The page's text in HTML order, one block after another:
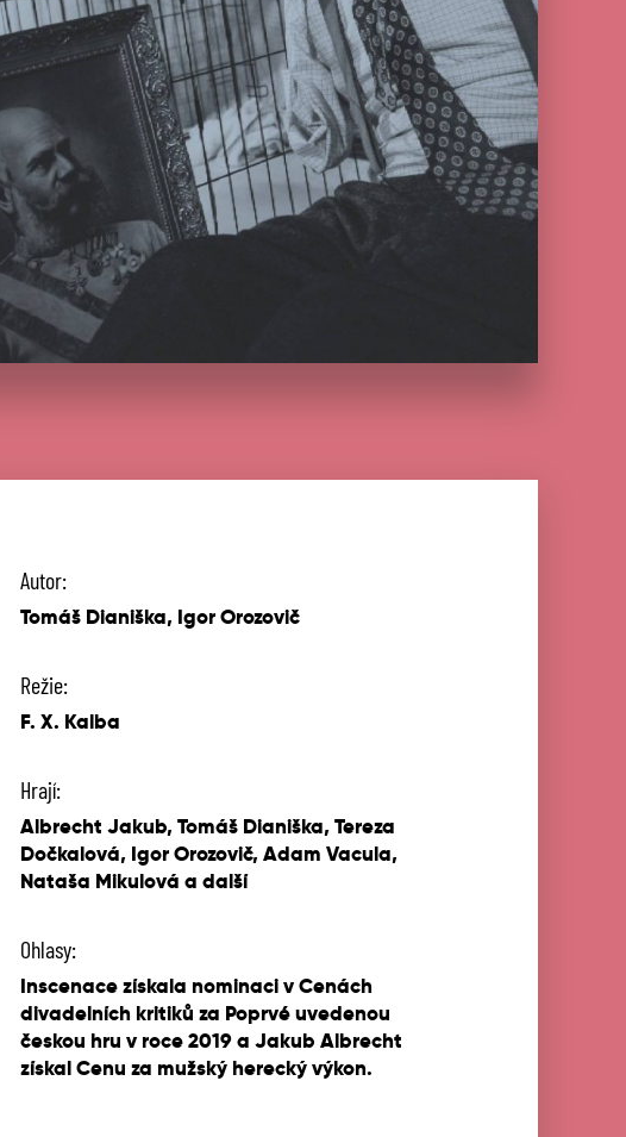
Autor:
Tomáš Dianiška, Igor Orozovič
Režie:
F. X. Kalba
Hrají:
Albrecht Jakub, Tomáš Dianiška, Tereza
Dočkalová, Igor Orozovič, Adam Vacula,
Nataša Mikulová a další
Ohlasy:
Inscenace získala nominaci v Cenách
divadelních kritiků za Poprvé uvedenou
českou hru v roce 2019 a Jakub Albrecht
získal Cenu za mužský herecký výkon.